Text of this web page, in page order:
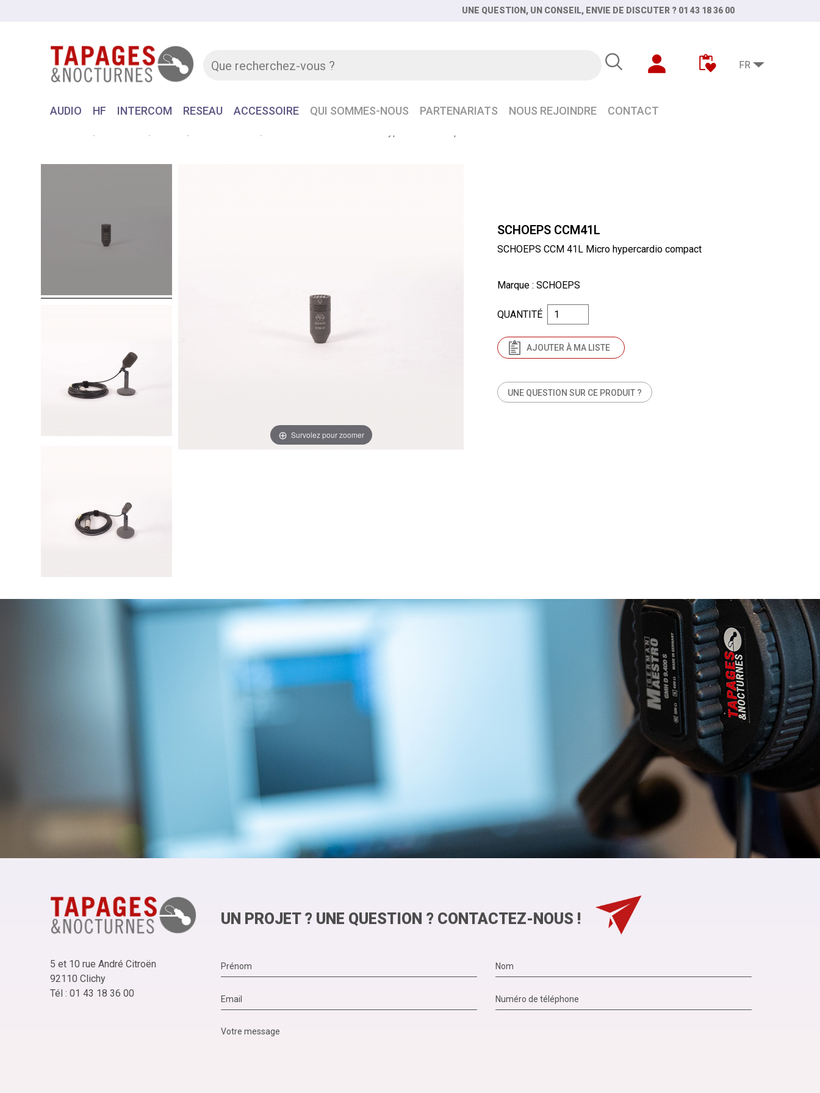
UNE QUESTION, UN CONSEIL, ENVIE DE DISCUTER ? 01 43 18 36 00
FR
AUDIO HF INTERCOM RESEAU ACCESSOIRE QUI SOMMES-NOUS PARTENARIATS NOUS REJOINDRE CONTACT
Survolez pour zoomer
SCHOEPS CCM41L
SCHOEPS CCM 41L Micro hypercardio compact
Marque : SCHOEPS
UNE QUESTION SUR CE PRODUIT ?
QUANTITÉ
AJOUTER À MA LISTE
5 et 10 rue André Citroën
92110 Clichy
Tél : 01 43 18 36 00
UN PROJET ? UNE QUESTION ? CONTACTEZ-NOUS !